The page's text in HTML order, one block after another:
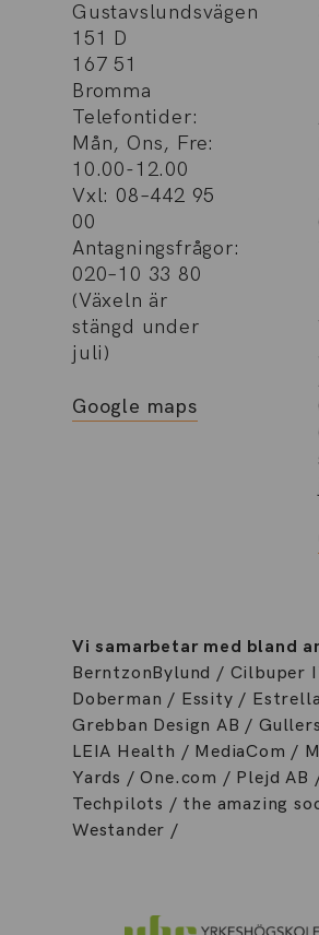
Gustavslundsvägen
151 D
167 51
Bromma
Telefontider:
Mån, Ons, Fre:
10.00-12.00
Vxl: 08–442 95
00
Antagningsfrågor:
020–10 33 80
(Växeln är
stängd under
juli)
Google maps
Vi samarbetar med bland
BerntzonBylund / Cilbuper
Doberman / Essity /
Grebban Design AB /
LEIA Health / MediaCom /
Yards / One.com / Plejd
Techpilots / the amazing
Westander /